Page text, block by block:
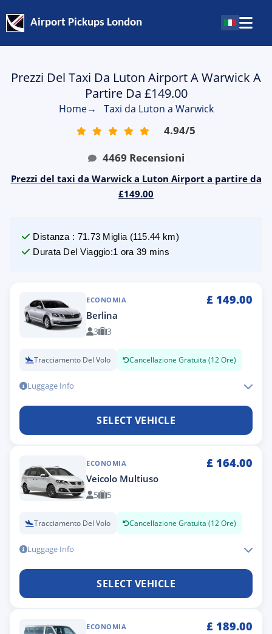
Airport Pickups London
Prezzi Del Taxi Da Luton Airport A Warwick A
Partire Da £149.00
Home→ Taxi da Luton a Warwick
4.94/5
4469 Recensioni
Prezzi del taxi da Warwick a Luton Airport a partire da
£149.00
Distanza : 71.73 Miglia (115.44 km)
Durata Del Viaggio:1 ora 39 mins
ECONOMIA £ 149.00
Berlina
3 3
Tracciamento Del Volo Cancellazione Gratuita (12 Ore)
Luggage Info
SELECT VEHICLE
ECONOMIA £ 164.00
Veicolo Multiuso
5 5
Tracciamento Del Volo Cancellazione Gratuita (12 Ore)
Luggage Info
SELECT VEHICLE
ECONOMIA £ 189.00